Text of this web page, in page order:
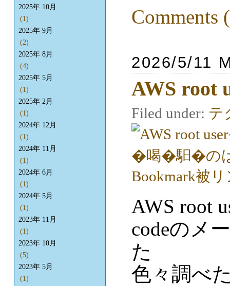
Comments
2026/5/11
AWS root
Filed under: テ
AWS root
codeのメ
た
色々調べ
2025年 10月
(1)
2025年 9月
(2)
2025年 8月
(4)
2025年 5月
(1)
2025年 2月
(1)
2024年 12月
(1)
2024年 11月
(1)
2024年 6月
(1)
2024年 5月
(1)
2023年 11月
(1)
2023年 10月
(5)
2023年 5月
(1)